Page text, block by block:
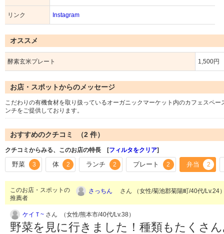
リンク Instagram
オススメ
酵素玄米プレート 1,500円
お店・スポットからのメッセージ
こだわりの有機食材を取り扱っているオーガニックマーケット内のカフェスペ
ンチをご提供しております。
おすすめのクチコミ （2 件）
クチコミからみる、このお店の特長 [フィルタをクリア]
野菜 3 体 2 ランチ 2 プレート 2 弁当 2
このお店・スポットの
推薦者
さっちん さん （女性/菊池郡菊陽町/40代/Lv.24
ケイＴ~ さん （女性/熊本市/40代/Lv.38）
野菜を見に行きました！種類もたくさ